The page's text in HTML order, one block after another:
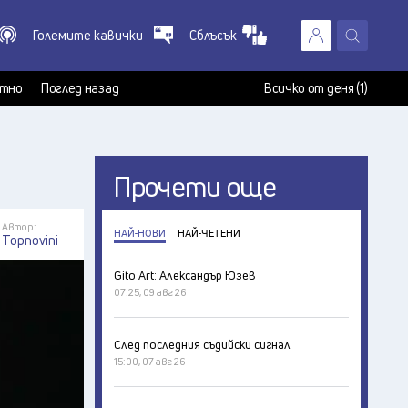
X
Големите кавички Сблъсък
Поглед назад Всичко от деня (1)
Автор:
Topnovini
Прочети още
НАЙ-НОВИ НАЙ-ЧЕТЕНИ
Gito Art: Александър Юзев
07:25, 09 авг 26
След последния съдийски сигнал
15:00, 07 авг 26